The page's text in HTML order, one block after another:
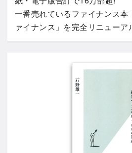
一番売れているファイナンス本
ァイナンス」を完全リニューア